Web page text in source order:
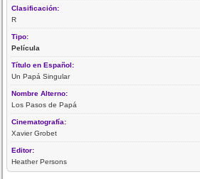
Clasificación:
R
Tipo:
Película
Título en Español:
Un Papá Singular
Nombre Alterno:
Los Pasos de Papá
Cinematografía:
Xavier Grobet
Editor:
Heather Persons